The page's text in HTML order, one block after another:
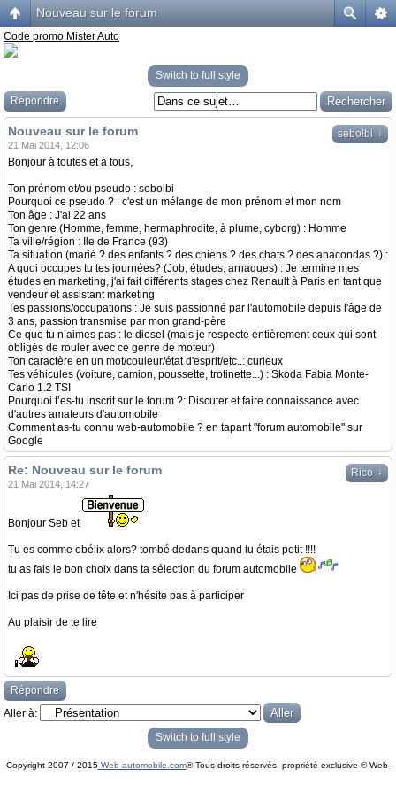
Nouveau sur le forum
Code promo Mister Auto
Switch to full style
Répondre
sebolbi ↓
Nouveau sur le forum
21 Mai 2014, 12:06
Bonjour à toutes et à tous,
Ton prénom et/ou pseudo : sebolbi
Pourquoi ce pseudo ? : c'est un mélange de mon prénom et mon nom
Ton âge : J'ai 22 ans
Ton genre (Homme, femme, hermaphrodite, à plume, cyborg) : Homme
Ta ville/région : Ile de France (93)
Ta situation (marié ? des enfants ? des chiens ? des chats ? des anacondas ?) :
A quoi occupes tu tes journées? (Job, études, arnaques) : Je termine mes
études en marketing, j'ai fait différents stages chez Renault à Paris en tant que
vendeur et assistant marketing
Tes passions/occupations : Je suis passionné par l'automobile depuis l'âge de
3 ans, passion transmise par mon grand-père
Ce que tu n’aimes pas : le diesel (mais je respecte entièrement ceux qui sont
obligés de rouler avec ce genre de moteur)
Ton caractère en un mot/couleur/état d'esprit/etc..: curieux
Tes véhicules (voiture, camion, poussette, trotinette...) : Skoda Fabia Monte-
Carlo 1.2 TSI
Pourquoi t’es-tu inscrit sur le forum ?: Discuter et faire connaissance avec
d'autres amateurs d'automobile
Comment as-tu connu web-automobile ? en tapant "forum automobile" sur
Google
Rico ↓
Re: Nouveau sur le forum
21 Mai 2014, 14:27
Bonjour Seb et
Tu es comme obélix alors? tombé dedans quand tu étais petit !!!!
tu as fais le bon choix dans ta sélection du forum automobile
Ici pas de prise de tête et n'hésite pas à participer
Au plaisir de te lire
Répondre
Aller à:
Switch to full style
Copyright 2007 / 2015Web-automobile.com® Tous droits réservés, propriété exclusive © Web-